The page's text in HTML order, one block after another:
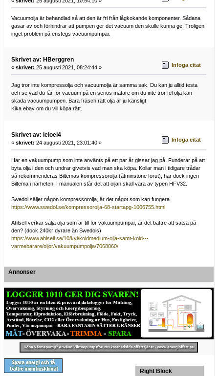
Vacuumolja är behandlad så att den är fri från lågkokande komponenter. Sådana
gasar av och förhindrar att pumpen ger det vacuum den skulle kunna ge. Troligen
inget problem på enstegs vacuumpumpar.
Skrivet av: HBerggren
« skrivet: 25 augusti 2021, 08:24:44 » Infoga citat
Jag tror inte kompressolja och vacuumolja är samma sak. Du kan ju alltid testa
och se vad du får för vacuum på en seriös mätare om du inte tror fel olja kan
skada vacuumpumpen. Bara fräsch rätt olja är ju känsligt.
Kika ebay om du vill köpa rätt.
Skrivet av: leloel4
« skrivet: 24 augusti 2021, 23:01:40 » Infoga citat
Har en vakuumpump som inte använts på ett par år gissar jag på. Funderar på att
byta olja i den och undrar givetvis vad man ska köpa. Kollar man i tidigare trådar
så rekommenderas Biltemas kompressorolja (åtminstone förut), har dock ingen
Biltema i närheten. I manualen står det att oljan skall vara av typen HFV32.
Swedol säljer någon kompressorolja, är det något som kan fungera
https://www.swedol.se/kompressorolja-68-startapg-1006755.html
Ahlsell verkar sälja olja som är till för vakuumpumpar, är det bättre att satsa på
den? (dock 240kr dyrare än Swedols)
https://www.ahlsell.se/10/kyl/koldmedium-olja-samt-kold---
varmebarare/oljor/vakuumpumpolja/7068060/
Annonser
Right Block